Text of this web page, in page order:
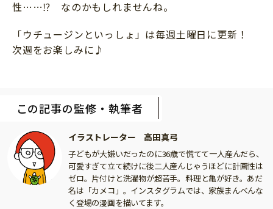
性……⁉ なのかもしれませんね。
「ウチュージンといっしょ」は毎週土曜日に更新！
次週をお楽しみに♪
この記事の監修・執筆者
イラストレーター 高田真弓
子どもが大嫌いだったのに36歳で慌てて一人産んだら、
可愛すぎて立て続けに後二人産んじゃうほどに計画性は
ゼロ。片付けと洗濯物が超苦手。料理と亀が好き。あだ
名は「カメコ」。インスタグラムでは、家族まんべんな
く登場の漫画を描いてます。